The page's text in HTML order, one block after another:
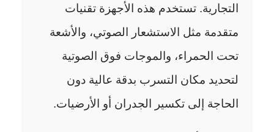
التجارية. تستخدم هذه الأجهزة تقنيات
متقدمة مثل الاستشعار الصوتي، والأشعة
تحت الحمراء، والموجات فوق الصوتية
لتحديد مكان التسرب بدقة عالية دون
الحاجة إلى تكسير الجدران أو الأرضيات.